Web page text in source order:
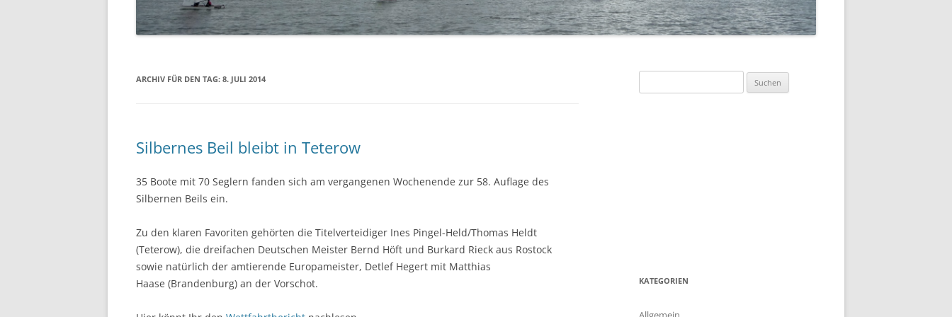
BÜRGERMEISTERPOKAL 2019
TAG
TAG
SOMMERFLOTTILLE 2023 –
„DÄNEMARK-INSEL BORNHOLM“
SOMMERFLOTTILLE 2016 –
07.06.2014 PFINGSTREGATTA
ARCHIV FÜR DEN TAG: 8. JULI 2014
Silbernes Beil bleibt in Teterow
35 Boote mit 70 Seglern fanden sich am vergangenen Wochenende zur 58. Auflage des
Silbernen Beils ein.
Zu den klaren Favoriten gehörten die Titelverteidiger Ines Pingel-Held/Thomas Heldt
(Teterow), die dreifachen Deutschen Meister Bernd Höft und Burkard Rieck aus Rostock
sowie natürlich der amtierende Europameister, Detlef Hegert mit Matthias
Haase (Brandenburg) an der Vorschot.
nach:
KATEGORIEN